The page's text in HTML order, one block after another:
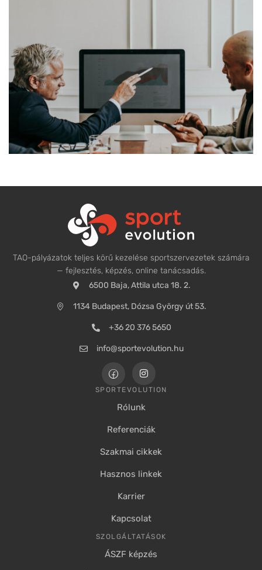
TAO-pályázatok teljes körű kezelése sportszervezetek számára
— fejlesztés, képzés, online tanácsadás.
6500 Baja, Attila utca 18. 2.
1134 Budapest, Dózsa György út 53.
+36 20 376 5650
info@sportevolution.hu
SPORTEVOLUTION
Rólunk
Referenciák
Szakmai cikkek
Hasznos linkek
Karrier
Kapcsolat
SZOLGÁLTATÁSOK
ÁSZF képzés